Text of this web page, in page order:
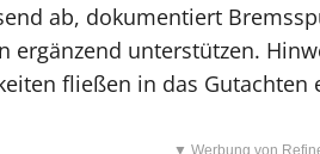
ab, dokumentiert
ergänzend unterstützen.
fließen in das Gutachten
▼ Werbung von